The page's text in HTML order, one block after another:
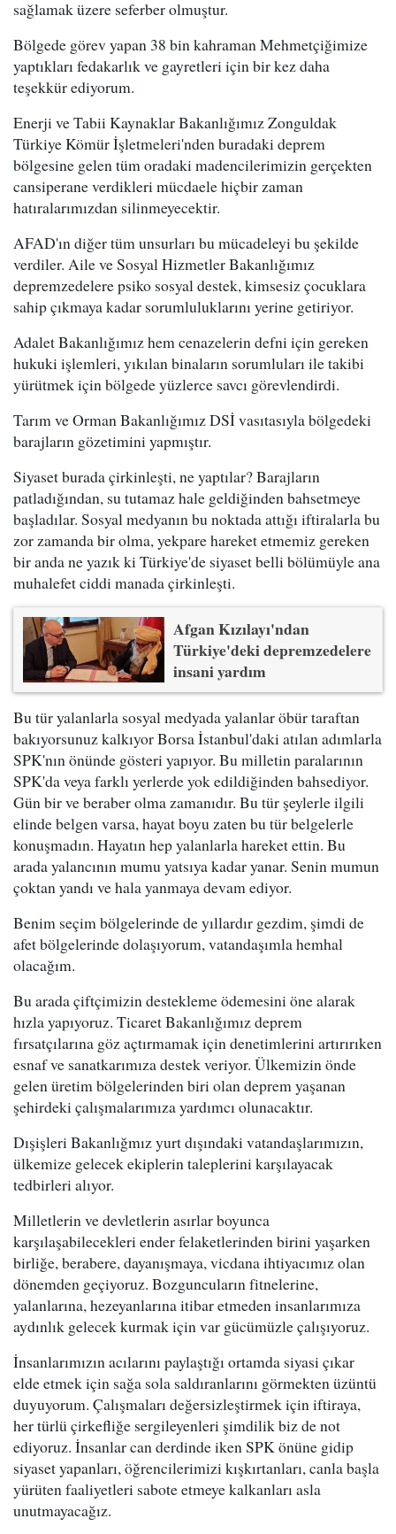
sağlamak üzere seferber olmuştur.
Bölgede görev yapan 38 bin kahraman Mehmetçiğimize
yaptıkları fedakarlık ve gayretleri için bir kez daha
teşekkür ediyorum.
Enerji ve Tabii Kaynaklar Bakanlığımız Zonguldak
Türkiye Kömür İşletmeleri'nden buradaki deprem
bölgesine gelen tüm oradaki madencilerimizin gerçekten
cansiperane verdikleri mücdaele hiçbir zaman
hatıralarımızdan silinmeyecektir.
AFAD'ın diğer tüm unsurları bu mücadeleyi bu şekilde
verdiler. Aile ve Sosyal Hizmetler Bakanlığımız
depremzedelere psiko sosyal destek, kimsesiz çocuklara
sahip çıkmaya kadar sorumluluklarını yerine getiriyor.
Adalet Bakanlığımız hem cenazelerin defni için gereken
hukuki işlemleri, yıkılan binaların sorumluları ile takibi
yürütmek için bölgede yüzlerce savcı görevlendirdi.
Tarım ve Orman Bakanlığımız DSİ vasıtasıyla bölgedeki
barajların gözetimini yapmıştır.
Siyaset burada çirkinleşti, ne yaptılar? Barajların
patladığından, su tutamaz hale geldiğinden bahsetmeye
başladılar. Sosyal medyanın bu noktada attığı iftiralarla bu
zor zamanda bir olma, yekpare hareket etmemiz gereken
bir anda ne yazık ki Türkiye'de siyaset belli bölümüyle ana
muhalefet ciddi manada çirkinleşti.
Afgan Kızılayı'ndan
Türkiye'deki depremzedelere
insani yardım
Bu tür yalanlarla sosyal medyada yalanlar öbür taraftan
bakıyorsunuz kalkıyor Borsa İstanbul'daki atılan adımlarla
SPK'nın önünde gösteri yapıyor. Bu milletin paralarının
SPK'da veya farklı yerlerde yok edildiğinden bahsediyor.
Gün bir ve beraber olma zamanıdır. Bu tür şeylerle ilgili
elinde belgen varsa, hayat boyu zaten bu tür belgelerle
konuşmadın. Hayatın hep yalanlarla hareket ettin. Bu
arada yalancının mumu yatsıya kadar yanar. Senin mumun
çoktan yandı ve hala yanmaya devam ediyor.
Benim seçim bölgelerinde de yıllardır gezdim, şimdi de
afet bölgelerinde dolaşıyorum, vatandaşımla hemhal
olacağım.
Bu arada çiftçimizin destekleme ödemesini öne alarak
hızla yapıyoruz. Ticaret Bakanlığımız deprem
fırsatçılarına göz açtırmamak için denetimlerini artırırıken
esnaf ve sanatkarımıza destek veriyor. Ülkemizin önde
gelen üretim bölgelerinden biri olan deprem yaşanan
şehirdeki çalışmalarımıza yardımcı olunacaktır.
Dışişleri Bakanlığmız yurt dışındaki vatandaşlarımızın,
ülkemize gelecek ekiplerin taleplerini karşılayacak
tedbirleri alıyor.
Milletlerin ve devletlerin asırlar boyunca
karşılaşabilecekleri ender felaketlerinden birini yaşarken
birliğe, berabere, dayanışmaya, vicdana ihtiyacımız olan
dönemden geçiyoruz. Bozguncuların fitnelerine,
yalanlarına, hezeyanlarına itibar etmeden insanlarımıza
aydınlık gelecek kurmak için var gücümüzle çalışıyoruz.
İnsanlarımızın acılarını paylaştığı ortamda siyasi çıkar
elde etmek için sağa sola saldıranlarını görmekten üzüntü
duyuyorum. Çalışmaları değersizleştirmek için iftiraya,
her türlü çirkefliğe sergileyenleri şimdilik biz de not
ediyoruz. İnsanlar can derdinde iken SPK önüne gidip
siyaset yapanları, öğrencilerimizi kışkırtanları, canla başla
yürüten faaliyetleri sabote etmeye kalkanları asla
unutmayacağız.